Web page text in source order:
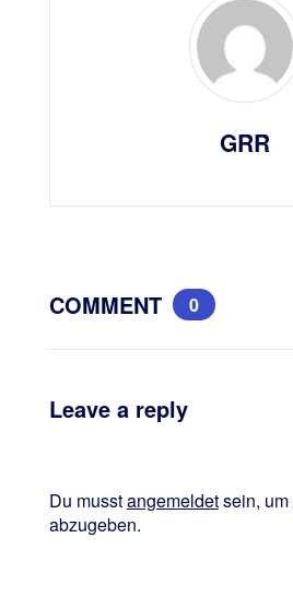
GRR
COMMENT 0
Leave a reply
Du musstangemeldetsein, um
abzugeben.